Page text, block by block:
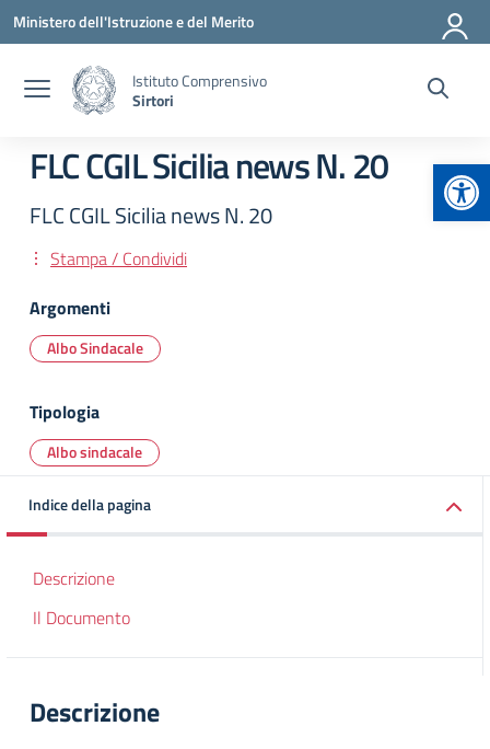
Vai ai contenuti
Vai al menu di navigazione
Vai al footer
Ministero dell'Istruzione e del Merito
Istituto Comprensivo
Sirtori
FLC CGIL Sicilia news N. 20
FLC CGIL Sicilia news N. 20
Stampa / Condividi
Argomenti
Albo Sindacale
Tipologia
Albo sindacale
Indice della pagina
Descrizione
Il Documento
Descrizione